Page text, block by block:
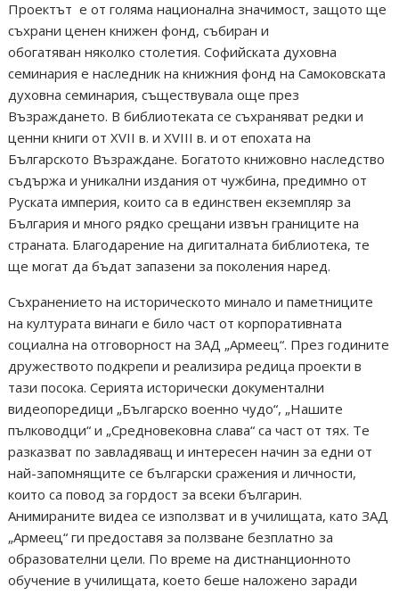
Проектът е от голяма национална значимост, защото ще
съхрани ценен книжен фонд, събиран и
обогатяван няколко столетия. Софийската духовна
семинария е наследник на книжния фонд на Самоковската
духовна семинария, съществувала още през
Възраждането. В библиотеката се съхраняват редки и
ценни книги от XVII в. и XVIII в. и от епохата на
Българското Възраждане. Богатото книжовно наследство
съдържа и уникални издания от чужбина, предимно от
Руската империя, които са в единствен екземпляр за
България и много рядко срещани извън границите на
страната. Благодарение на дигиталната библиотека, те
ще могат да бъдат запазени за поколения наред.
Съхранението на историческото минало и паметниците
на културата винаги е било част от корпоративната
социална на отговорност на ЗАД „Армеец“. През годините
дружеството подкрепи и реализира редица проекти в
тази посока. Серията исторически документални
видеопоредици „Българско военно чудо“, „Нашите
пълководци“ и „Средновековна слава“ са част от тях. Те
разказват по завладяващ и интересен начин за едни от
най-запомнящите се български сражения и личности,
които са повод за гордост за всеки българин.
Анимираните видеа се използват и в училищата, като ЗАД
„Армеец“ ги предоставя за ползване безплатно за
образователни цели. По време на дистнанционното
обучение в училищата, което беше наложено заради